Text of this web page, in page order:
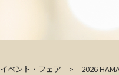
イベント・フェア 2026